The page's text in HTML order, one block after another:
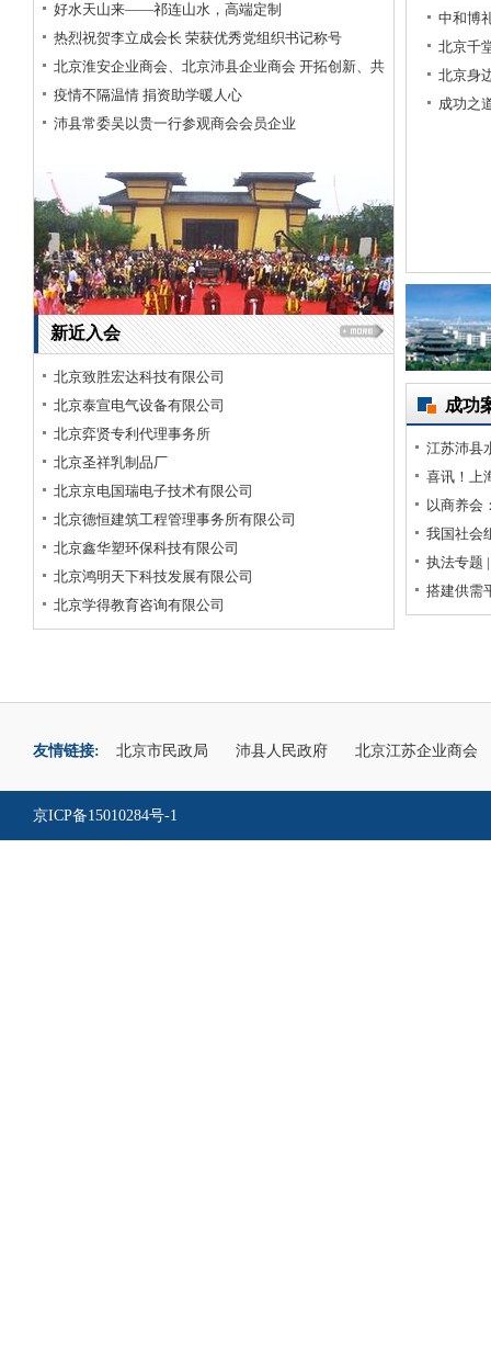
心理学产业价值链全覆盖
好水天山来——祁连山水，高端定制
热烈祝贺李立成会长 荣获优秀党组织书记称号
北京淮安企业商会、北京沛县企业商会 开拓创新、共
谋发展座谈会顺利进行
疫情不隔温情 捐资助学暖人心
沛县常委吴以贵一行参观商会会员企业
新近入会
北京致胜宏达科技有限公司
北京泰宣电气设备有限公司
北京弈贤专利代理事务所
北京圣祥乳制品厂
北京京电国瑞电子技术有限公司
北京德恒建筑工程管理事务所有限公司
北京鑫华塑环保科技有限公司
北京鸿明天下科技发展有限公司
北京学得教育咨询有限公司
中和博
北京千
北京身
成功之
身边云（北京）信息服务有限公司
所有限公司
北京弈贤专利代理事务所
北京鼎力特电气科技有限公司
北京环球诚达电力工程有限责任公司
北京京电立丰电力设备有限公司
北京维隆金源建筑工程有限公司
江苏汉兴电缆有限公司
限公司
北京国电成达电力工程有限公司
江苏舒美环境工程有限公司
北京婴婴之星母婴服务有限公司
北京圣祥乳制品厂
北京鸿明天下科技发展有限公司
北京天成瑞源电缆有限公司
北京致胜宏达科技有限公司
北京顺昌祥达贸易有限公司
北京泰宣电气设备有限公司
北京永邦安信科技有限公司
成功
江苏沛县
喜讯！上
范基地（
电
以商养会
还是弊？
我国社会
执法专题
高质量发
搭建供需
极推动社
友情链接: 北京市民政局 沛县人民政府 北京江苏企业商会
京ICP备15010284号-1